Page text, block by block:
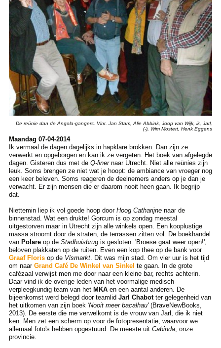
De reünie dan de Angola-gangers. Vlnr. Jan Stam, Alie Abbink, Joop van Wijk, ik, Jarl,
(-), Wim Mostert, Henk Eggens
Maandag 07-04-2014
Ik vermaal de dagen dagelijks in hapklare brokken. Dan zijn ze
verwerkt en opgeborgen en kan ik ze vergeten. Het boek van afgelegde
dagen. Gisteren dus met de Q-linernaar Utrecht. Niet alle reünies zijn
leuk. Soms brengen ze niet wat je hoopt: de ambiance van vroeger nog
een keer beleven. Soms reageren de deelnemers anders op je dan je
verwacht. Er zijn mensen die er daarom nooit heen gaan. Ik begrijp
dat.
Niettemin liep ik vol goede hoop door Hoog Catharijnenaar de
binnenstad. Wat een drukte! Gorcum is op zondag meestal
uitgestorven maar in Utrecht zijn alle winkels open. Een kooplustige
massa stroomt door de straten, de terrassen zitten vol. De boekhandel
van Polareop de Stadhuisbrugis gesloten. 'Broese gaat weer open!',
beloven plakkaten op de ruiten. Even een kop thee op de bank voor
Graaf Florisop de Vismarkt. Dit was mijn stad. Om vier uur is het tijd
om naar Grand Café De Winkel van Sinkel te gaan. In de grote
cafézaal verwijst men me door naar een kleine bar, rechts achterin.
Daar vind ik de overige leden van het voormalige medisch-
verpleegkundig team van het MKAen een aantal anderen. De
bijeenkomst werd belegd door teamlid Jarl Chabotter gelegenheid van
het uitkomen van zijn boek 'Nooit meer bacalhau'(BraveNewBooks,
2013). De eerste die me verwelkomt is de vrouw van Jarl, die ik niet
ken. Men zet een scherm op voor de fotopresentatie, waarvoor we
allemaal foto's hebben opgestuurd. De meeste uit Cabinda, onze
provincie.